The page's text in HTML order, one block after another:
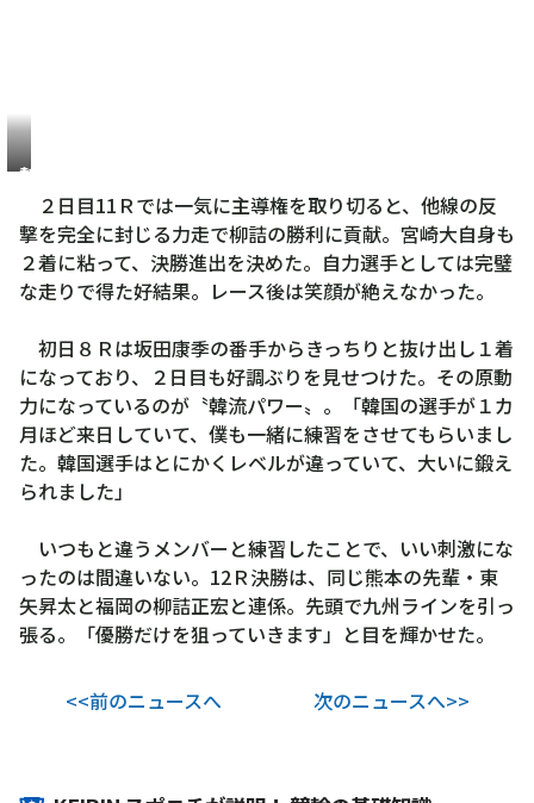
勢
任
せ
に
走
り
た
い
宮
空
２日目11Ｒでは一気に主導権を取り切ると、他線の反
撃を完全に封じる力走で柳詰の勝利に貢献。宮崎大自身も
２着に粘って、決勝進出を決めた。自力選手としては完璧
な走りで得た好結果。レース後は笑顔が絶えなかった。
初日８Ｒは坂田康季の番手からきっちりと抜け出し１着
になっており、２日目も好調ぶりを見せつけた。その原動
力になっているのが〝韓流パワー〟。「韓国の選手が１カ
月ほど来日していて、僕も一緒に練習をさせてもらいまし
た。韓国選手はとにかくレベルが違っていて、大いに鍛え
られました」
いつもと違うメンバーと練習したことで、いい刺激にな
ったのは間違いない。12Ｒ決勝は、同じ熊本の先輩・東
矢昇太と福岡の柳詰正宏と連係。先頭で九州ラインを引っ
張る。「優勝だけを狙っていきます」と目を輝かせた。
<<前のニュースへ 次のニュースへ>>